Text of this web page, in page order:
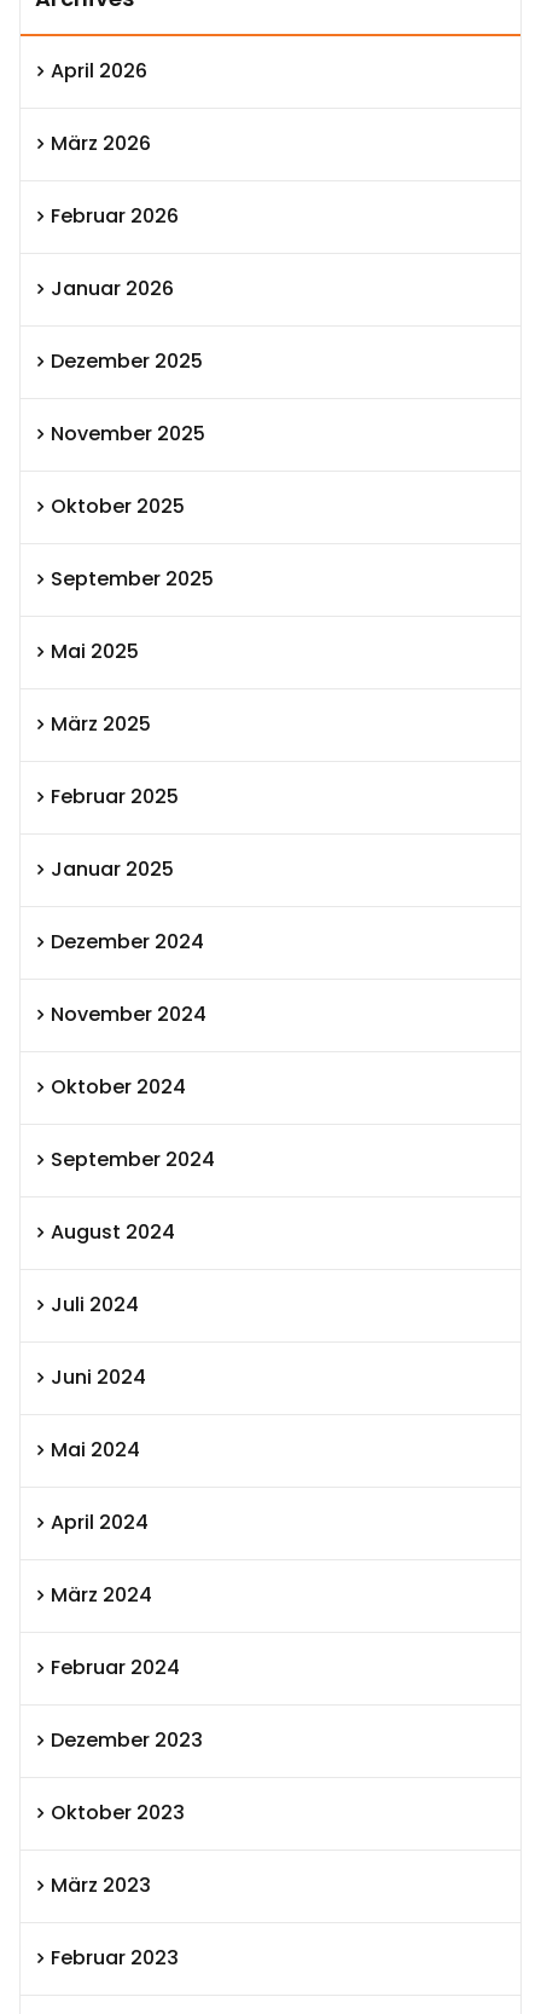
April 2026
März 2026
Februar 2026
Januar 2026
Dezember 2025
November 2025
Oktober 2025
September 2025
Mai 2025
März 2025
Februar 2025
Januar 2025
Dezember 2024
November 2024
Oktober 2024
September 2024
August 2024
Juli 2024
Juni 2024
Mai 2024
April 2024
März 2024
Februar 2024
Dezember 2023
Oktober 2023
März 2023
Februar 2023